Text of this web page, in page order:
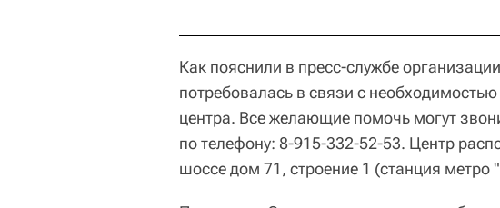
Как пояснили в пресс-службе
потребовалась в связи с
центра. Все желающие помочь могут
по телефону: 8-915-332-52-53. Центр
шоссе дом 71, строение 1 (станция метро